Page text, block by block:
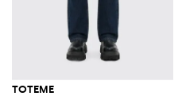
TOTEME